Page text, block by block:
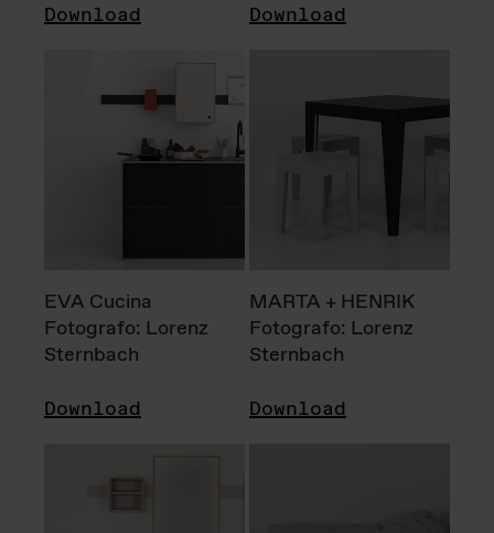
Download Download
EVA Cucina
Fotografo: Lorenz
Sternbach
Download
MARTA + HENRIK
Fotografo: Lorenz
Sternbach
Download